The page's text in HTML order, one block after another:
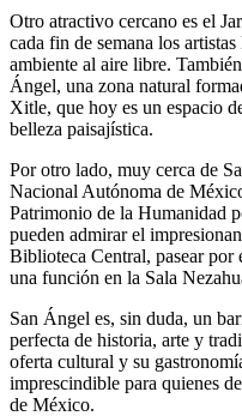
Otro atractivo cercano es el
cada fin de semana los
ambiente al aire libre.
Ángel, una zona natural
Xitle, que hoy es un espacio
belleza paisajística.
Por otro lado, muy cerca de
Nacional Autónoma de
Patrimonio de la Humanidad
pueden admirar el
Biblioteca Central, pasear
una función en la Sala
San Ángel es, sin duda, un
perfecta de historia, arte y
oferta cultural y su
imprescindible para quienes
de México.